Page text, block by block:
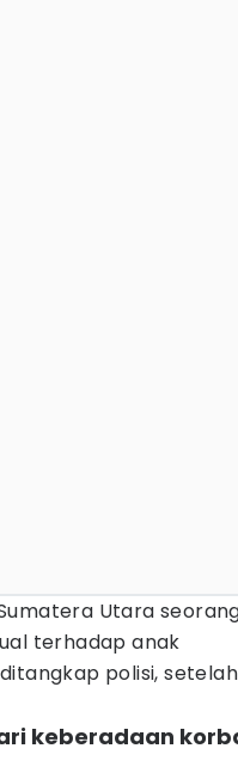
Utara
terhadap anak
polisi,
keberadaan